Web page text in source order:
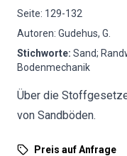
Seite: 129-132
Autoren: Gudehus, G.
Stichworte: Sand;
Bodenmechanik
Über die
von Sandböden.
Preis auf Anfrage